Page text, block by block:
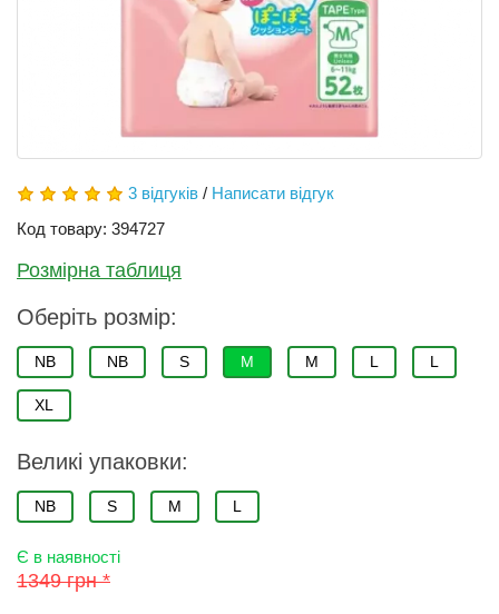
3 відгуків / Написати відгук
Код товару: 394727
Розмірна таблиця
Оберіть розмір:
NB NB S М M L L
XL
Великі упаковки:
NB S M L
Є в наявності
1349 грн *